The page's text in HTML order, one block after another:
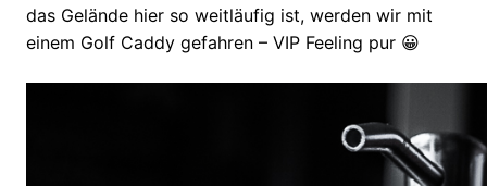
das Gelände hier so weitläufig ist, werden wir mit
einem Golf Caddy gefahren – VIP Feeling pur 😀